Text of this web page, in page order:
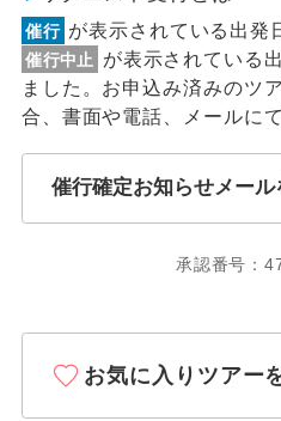
催行 が表示されている出発
催行中止
が表示されている
ました。お申込み済みのツ
合、書面や電話、メールに
催行確定お知らせメール
承認番号：
お気に入りツアー